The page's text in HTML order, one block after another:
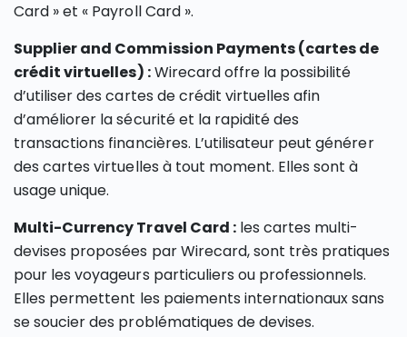
Card » et « Payroll Card ».
Supplier and Commission Payments (cartes de
crédit virtuelles) :Wirecard offre la possibilité
d’utiliser des cartes de crédit virtuelles afin
d’améliorer la sécurité et la rapidité des
transactions financières. L’utilisateur peut générer
des cartes virtuelles à tout moment. Elles sont à
usage unique.
Multi-Currency Travel Card :les cartes multi-
devises proposées par Wirecard, sont très pratiques
pour les voyageurs particuliers ou professionnels.
Elles permettent les paiements internationaux sans
se soucier des problématiques de devises.